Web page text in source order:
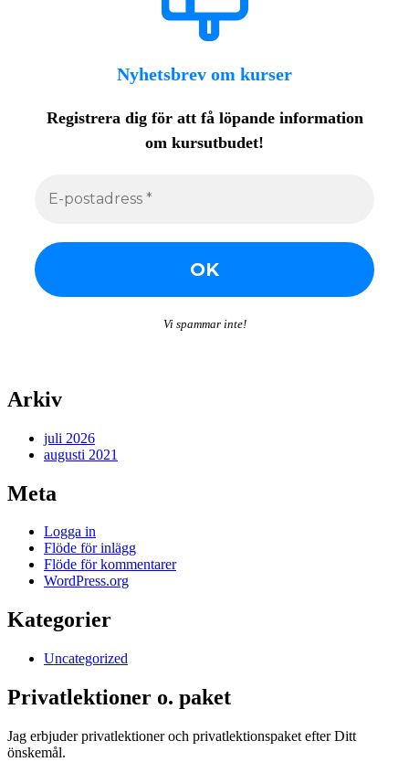
Nyhetsbrev om kurser
Registrera dig för att få löpande information
om kursutbudet!
Vi spammar inte!
Arkiv
juli 2026
augusti 2021
Meta
Logga in
Flöde för inlägg
Flöde för kommentarer
WordPress.org
Kategorier
Uncategorized
Privatlektioner o. paket
Jag erbjuder privatlektioner och privatlektionspaket efter Ditt
önskemål.